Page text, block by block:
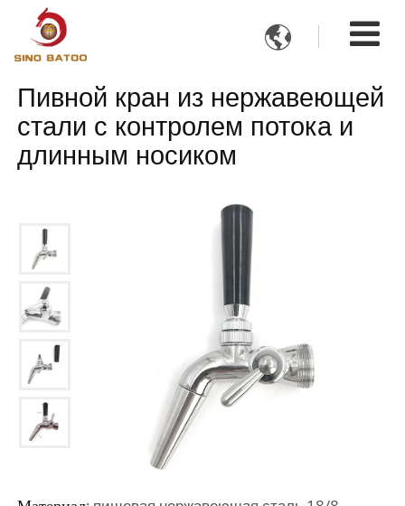

Пивной кран из нержавеющей
стали с контролем потока и
длинным носиком